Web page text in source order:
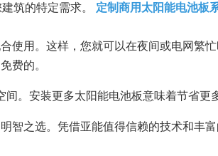
筑的特定需求。 定制商用太阳能电池板
使用。这样，您就可以在夜间或电网繁
费的。
。安装更多太阳能电池板意味着节省更
智之选。凭借亚能值得信赖的技术和丰